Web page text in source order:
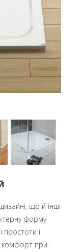
що й інші
форму
простоти і
комфорт при